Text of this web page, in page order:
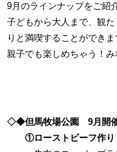
9月のラインナップをご紹
子どもから大人まで、観
りと満喫することができま
親子でも楽しめちゃう！
◇◆但馬牧場公園 9月開
①ローストビーフ作り